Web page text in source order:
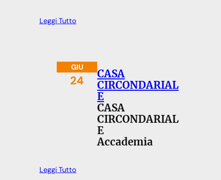
Leggi Tutto
GIU
24
CASA
CIRCONDARIAL
E
CASA
CIRCONDARIAL
E
Accademia
Leggi Tutto